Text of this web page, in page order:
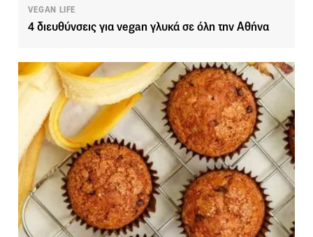
VEGAN LIFE
4 διευθύνσεις για vegan γλυκά σε όλη την Αθήνα